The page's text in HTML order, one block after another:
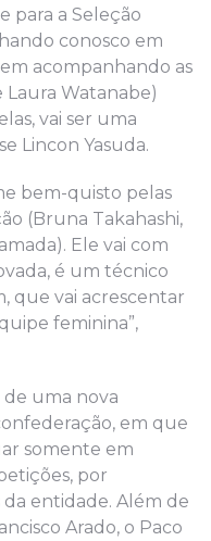
para a Seleção
conosco em
acompanhando as
Laura Watanabe)
vai ser uma
Lincon Yasuda.
bem-quisto pelas
(Bruna Takahashi,
Ele vai com
é um técnico
que vai acrescentar
feminina”,
uma nova
em que
somente em
por
entidade. Além de
Arado, o Paco